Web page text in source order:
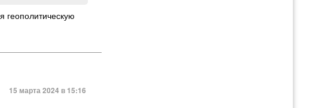
геополитическую
15 марта 2024 в 15:16